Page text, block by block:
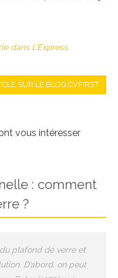
dans L’Express.
SUR LE BLOG CVFIRST
vous intéresser
: comment
?
plafond de verre et
D’abord, on peut